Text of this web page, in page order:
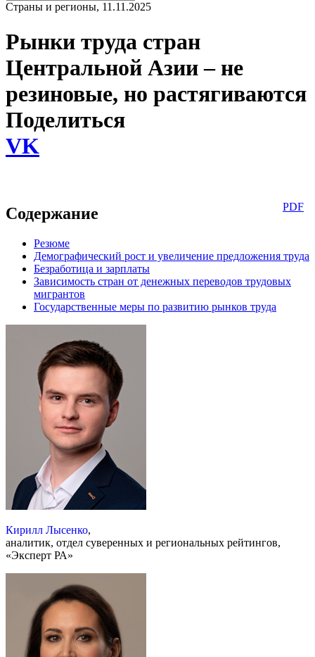
Страны и регионы, 11.11.2025
Рынки труда стран
Центральной Азии – не
резиновые, но растягиваются
Поделиться
VK
PDF
Содержание
Резюме
Демографический рост и увеличение предложения труда
Безработица и зарплаты
Зависимость стран от денежных переводов трудовых
мигрантов
Государственные меры по развитию рынков труда
Кирилл Лысенко,
аналитик, отдел суверенных и региональных рейтингов,
«Эксперт РА»